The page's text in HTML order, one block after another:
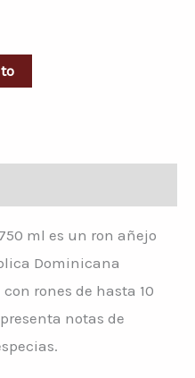
ml es un ron añejo
Dominicana
rones de hasta 10
notas de